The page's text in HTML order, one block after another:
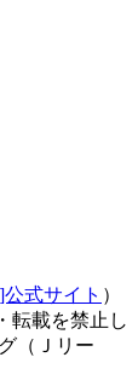
式サイト ）
転載を禁止し
（Ｊリー